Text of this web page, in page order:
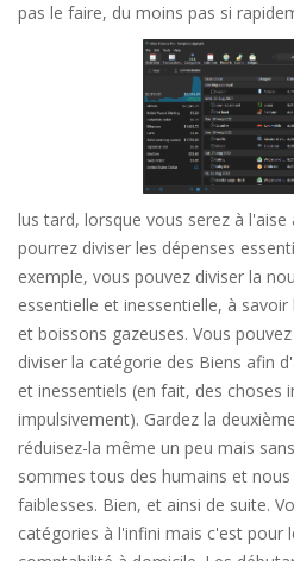
pas le faire, du moins pas si
lus tard, lorsque vous serez à
pourrez diviser les dépenses
exemple, vous pouvez diviser la
essentielle et inessentielle, à
et boissons gazeuses. Vous
diviser la catégorie des Biens afin
et inessentiels (en fait, des choses
impulsivement). Gardez la
réduisez-la même un peu mais
sommes tous des humains et
faiblesses. Bien, et ainsi de suite.
catégories à l'infini mais c'est pour